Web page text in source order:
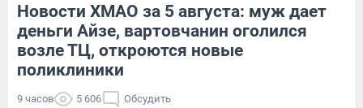
Новости ХМАО за 5 августа: муж дает
деньги Айзе, вартовчанин оголился
возле ТЦ, откроются новые
поликлиники
9 часов 5 606 Обсудить